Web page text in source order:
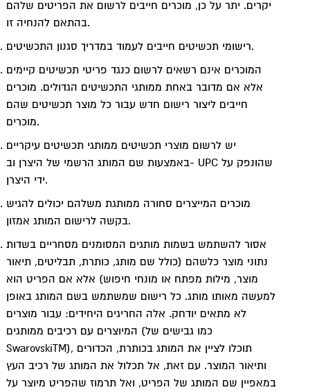
יקרים. יתר על כן, מוכרים חייבים לרשום את הפריטים שלהם
בהתאם להנחיה זו.
רישומי תכשיטים חייבים לעמוד במדריך סגנון התכשיטים.
המוכרים אינם רשאים לרשום כנגד פריטי תכשיטים קיימים
אלא אם מדובר באחת ממותגי התכשיטים הגדולים. מוכרים
חייבים ליצור רישום חדש עבור כל מוצר תכשיטים שהם
מוכרים.
יש לרשום מוצרי תכשיטים ממותגי תכשיטים עיקריים
באמצעות שם המותג הרשמי של היצרן וב- UPC שהונפק על
ידי היצרן.
מוכרים המייצרים סחורה ממותגת משלהם יכולים להגיש
בקשה לרישום המותג אמזון.
אסור להשתמש בשמות מותגים המסומנים מסחריים בשדות
נתוני מוצר כלשהם (כולל שם מותג, כותרת, תבליטים, תיאור
מוצר, מילות מפתח או מונחי חיפוש) אלא אם הפריט הוא
למעשה מאותו מותג. כל רישום שמשתמש בשם המותג באופן
לא מתאים יודחק. אלה החריגים היחידים: עבור מוצרים
המיוצרים עם רכיבים ממותגים (כמו גבישים של
SwarovskiTM), תוכלו לציין את המותג בכותרת, הכדורים
ותיאור המוצר. עם זאת, אל תכלול את המותג של רכיב העץ
במאפיין שם המותג של הפריט, ואל תרמוז שהפריט מיוצר על